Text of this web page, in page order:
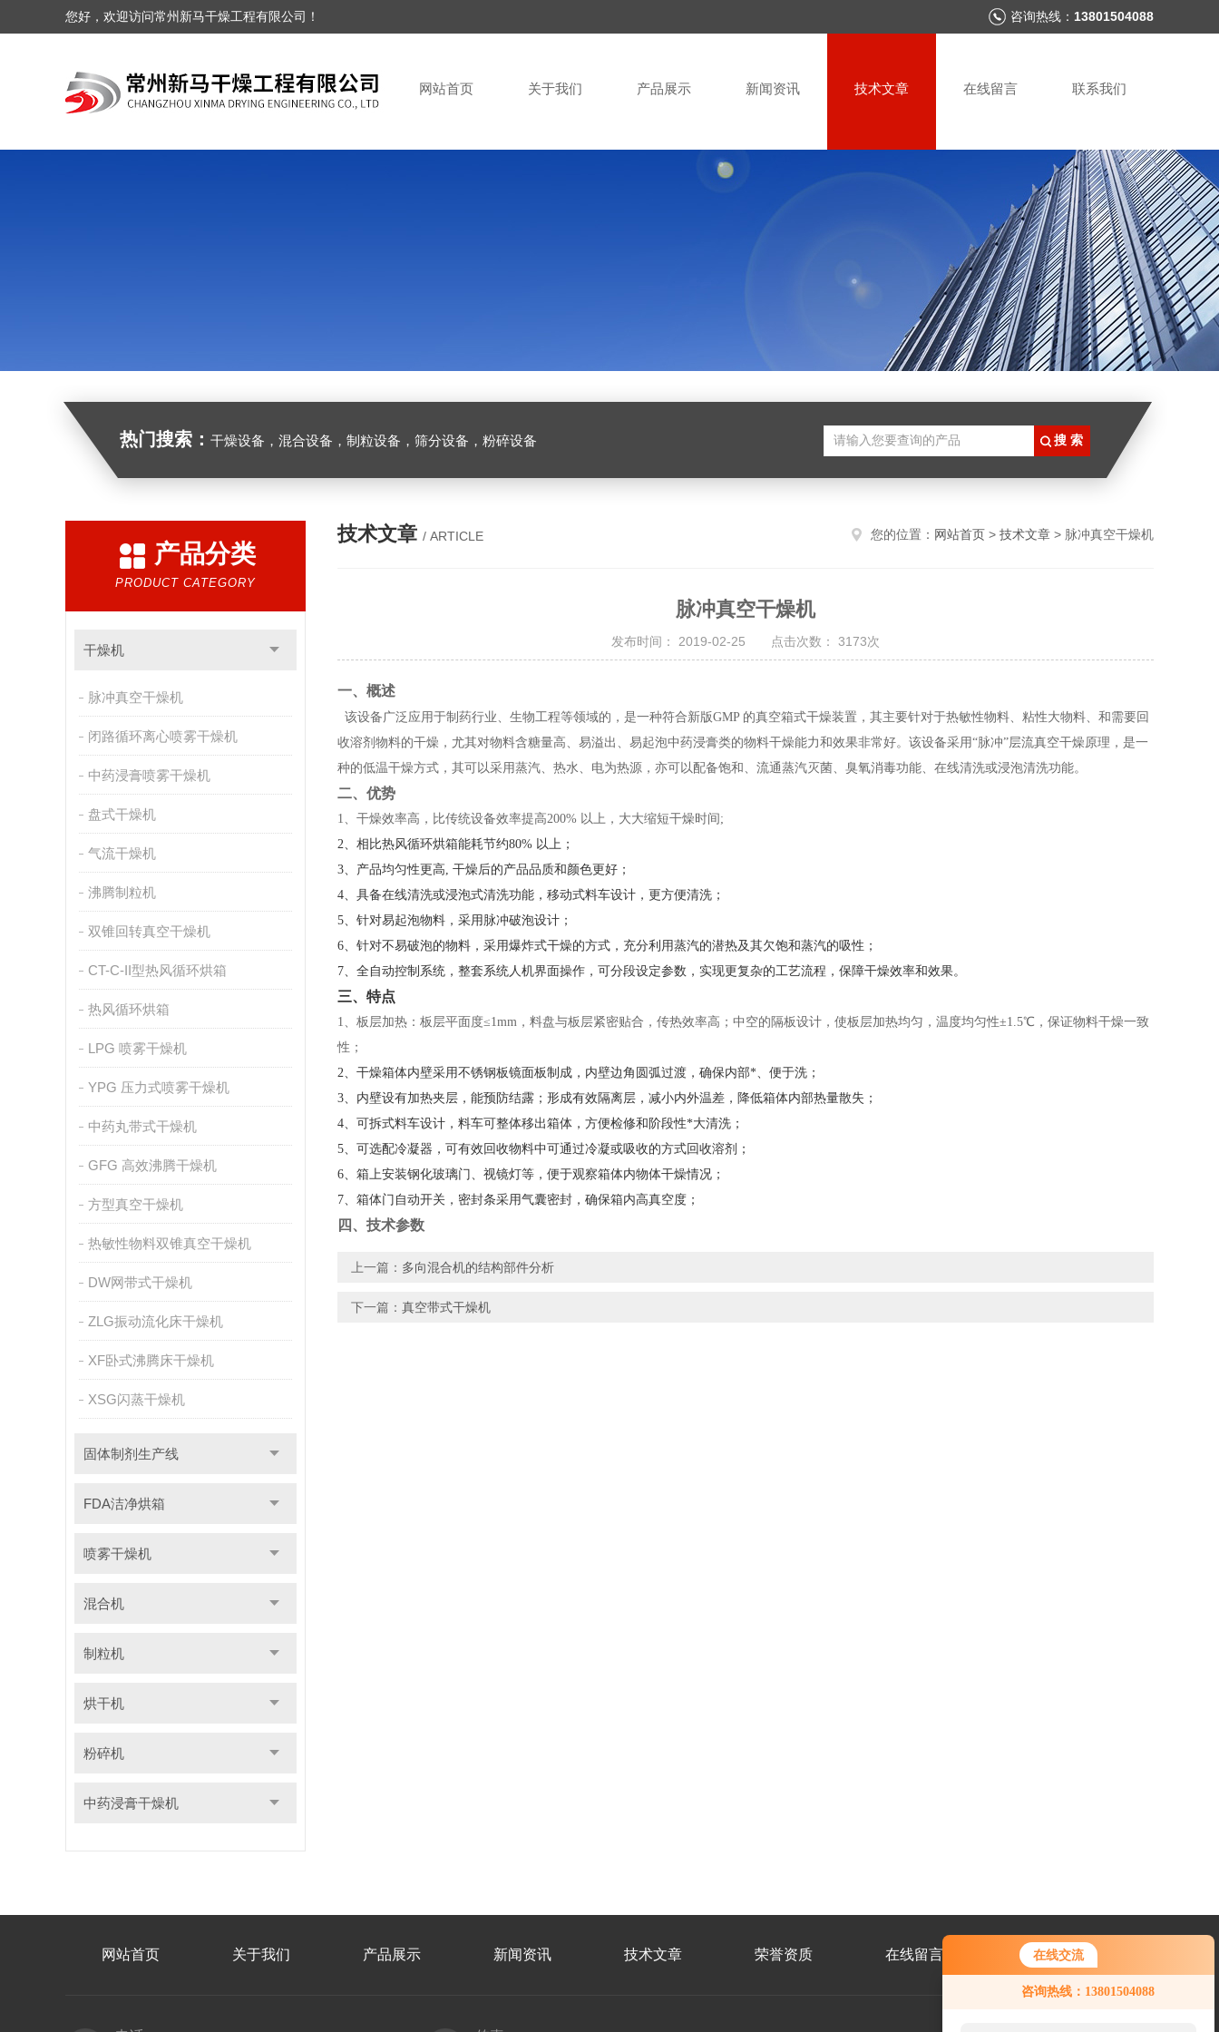
在线交流
咨询热线：13801504088
您好，欢迎访问常州新马干燥工程有限公司！ 咨询热线： 13801504088
网站首页 关于我们 产品展示 新闻资讯 技术文章 在线留言 联系我们
热门搜索： 干燥设备，混合设备，制粒设备，筛分设备，粉碎设备
产品分类
PRODUCT CATEGORY
干燥机
脉冲真空干燥机
闭路循环离心喷雾干燥机
中药浸膏喷雾干燥机
盘式干燥机
气流干燥机
沸腾制粒机
双锥回转真空干燥机
CT-C-II型热风循环烘箱
热风循环烘箱
LPG 喷雾干燥机
YPG 压力式喷雾干燥机
中药丸带式干燥机
GFG 高效沸腾干燥机
方型真空干燥机
热敏性物料双锥真空干燥机
DW网带式干燥机
ZLG振动流化床干燥机
XF卧式沸腾床干燥机
XSG闪蒸干燥机
固体制剂生产线
FDA洁净烘箱
喷雾干燥机
混合机
制粒机
烘干机
粉碎机
中药浸膏干燥机
技术文章 / ARTICLE 您的位置： 网站首页 > 技术文章 > 脉冲真空干燥机
脉冲真空干燥机
发布时间： 2019-02-25 点击次数： 3173次
一、概述
该设备广泛应用于制药行业、生物工程等领域的，是一种符合新版GMP 的真空箱式干燥装置，其主要针对于热敏性物料、粘性大物料、和需要回
收溶剂物料的干燥，尤其对物料含糖量高、易溢出、易起泡中药浸膏类的物料干燥能力和效果非常好。该设备采用“脉冲”层流真空干燥原理，是一
种的低温干燥方式，其可以采用蒸汽、热水、电为热源，亦可以配备饱和、流通蒸汽灭菌、臭氧消毒功能、在线清洗或浸泡清洗功能。
二、优势
1、干燥效率高，比传统设备效率提高200% 以上，大大缩短干燥时间;
2、相比热风循环烘箱能耗节约80% 以上；
3、产品均匀性更高, 干燥后的产品品质和颜色更好；
4、具备在线清洗或浸泡式清洗功能，移动式料车设计，更方便清洗；
5、针对易起泡物料，采用脉冲破泡设计；
6、针对不易破泡的物料，采用爆炸式干燥的方式，充分利用蒸汽的潜热及其欠饱和蒸汽的吸性；
7、全自动控制系统，整套系统人机界面操作，可分段设定参数，实现更复杂的工艺流程，保障干燥效率和效果。
三、特点
1、板层加热：板层平面度≤1mm，料盘与板层紧密贴合，传热效率高；中空的隔板设计，使板层加热均匀，温度均匀性±1.5℃，保证物料干燥一致
性；
2、干燥箱体内壁采用不锈钢板镜面板制成，内壁边角圆弧过渡，确保内部*、便于洗；
3、内壁设有加热夹层，能预防结露；形成有效隔离层，减小内外温差，降低箱体内部热量散失；
4、可拆式料车设计，料车可整体移出箱体，方便检修和阶段性*大清洗；
5、可选配冷凝器，可有效回收物料中可通过冷凝或吸收的方式回收溶剂；
6、箱上安装钢化玻璃门、视镜灯等，便于观察箱体内物体干燥情况；
7、箱体门自动开关，密封条采用气囊密封，确保箱内高真空度；
四、技术参数
上一篇： 多向混合机的结构部件分析
下一篇： 真空带式干燥机
网站首页 关于我们 产品展示 新闻资讯 技术文章 荣誉资质 在线留言 联系我们